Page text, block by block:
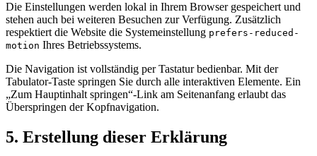
Die Einstellungen werden lokal in Ihrem Browser gespeichert und
stehen auch bei weiteren Besuchen zur Verfügung. Zusätzlich
respektiert die Website die Systemeinstellung prefers-reduced-
motion Ihres Betriebssystems.
Die Navigation ist vollständig per Tastatur bedienbar. Mit der
Tabulator-Taste springen Sie durch alle interaktiven Elemente. Ein
„Zum Hauptinhalt springen“-Link am Seitenanfang erlaubt das
Überspringen der Kopfnavigation.
5. Erstellung dieser Erklärung